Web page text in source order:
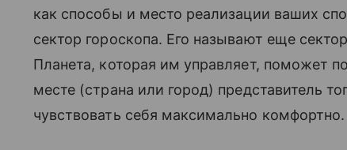
как способы и место реализации ваших
сектор гороскопа. Его называют еще
Планета, которая им управляет, поможет
месте (страна или город) представитель
чувствовать себя максимально комфортно.